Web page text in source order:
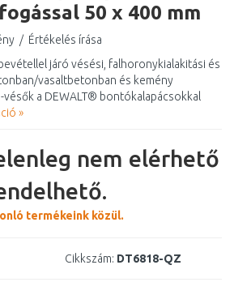
50 x 400 mm
/ Értékelés írása
járó vésési, falhoronykialakitási és
vasaltbetonban és kemény
vésők a DEWALT® bontókalapácsokkal
»
nem elérhető
termékeink közül.
Cikkszám: DT6818-QZ